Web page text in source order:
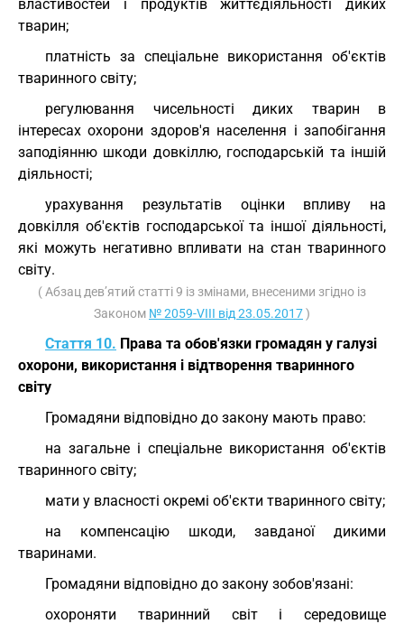
властивостей і продуктів життєдіяльності диких
тварин;
платність за спеціальне використання об'єктів
тваринного світу;
регулювання чисельності диких тварин в
інтересах охорони здоров'я населення і запобігання
заподіянню шкоди довкіллю, господарській та іншій
діяльності;
урахування результатів оцінки впливу на
довкілля об'єктів господарської та іншої діяльності,
які можуть негативно впливати на стан тваринного
світу.
( Абзац дев’ятий статті 9 із змінами, внесеними згідно із
Законом № 2059-VIII від 23.05.2017)
Стаття 10. Права та обов'язки громадян у галузі
охорони, використання і відтворення тваринного
світу
Громадяни відповідно до закону мають право:
на загальне і спеціальне використання об'єктів
тваринного світу;
мати у власності окремі об'єкти тваринного світу;
на компенсацію шкоди, завданої дикими
тваринами.
Громадяни відповідно до закону зобов'язані:
охороняти тваринний світ і середовище